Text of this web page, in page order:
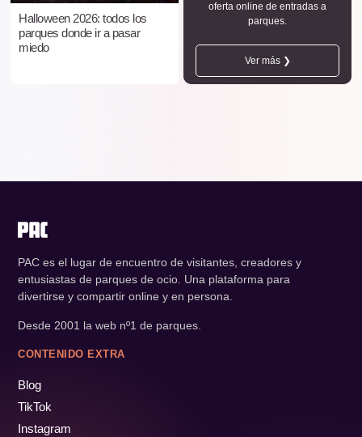
Halloween 2026: todos los
parques donde ir a pasar
miedo
oferta online de entradas a
parques.
Ver más ❯
PAC es el lugar de encuentro de visitantes, creadores y
entusiastas de parques de ocio. Una plataforma para
divertirse y compartir online y en persona.
Desde 2001 la web nº1 de parques.
CONTENIDO EXTRA
Blog
TikTok
Instagram